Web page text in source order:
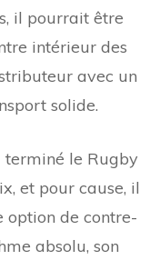
il pourrait être
intérieur des
avec un
solide.
terminé le Rugby
et pour cause, il
option de contre-
absolu, son